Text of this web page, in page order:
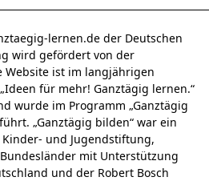
lernen.de der Deutschen
wird gefördert von der
Website ist im langjährigen
für mehr! Ganztägig lernen.“
wurde im Programm „Ganztägig
„Ganztägig bilden“ war ein
und Jugendstiftung,
mit Unterstützung
und der Robert Bosch